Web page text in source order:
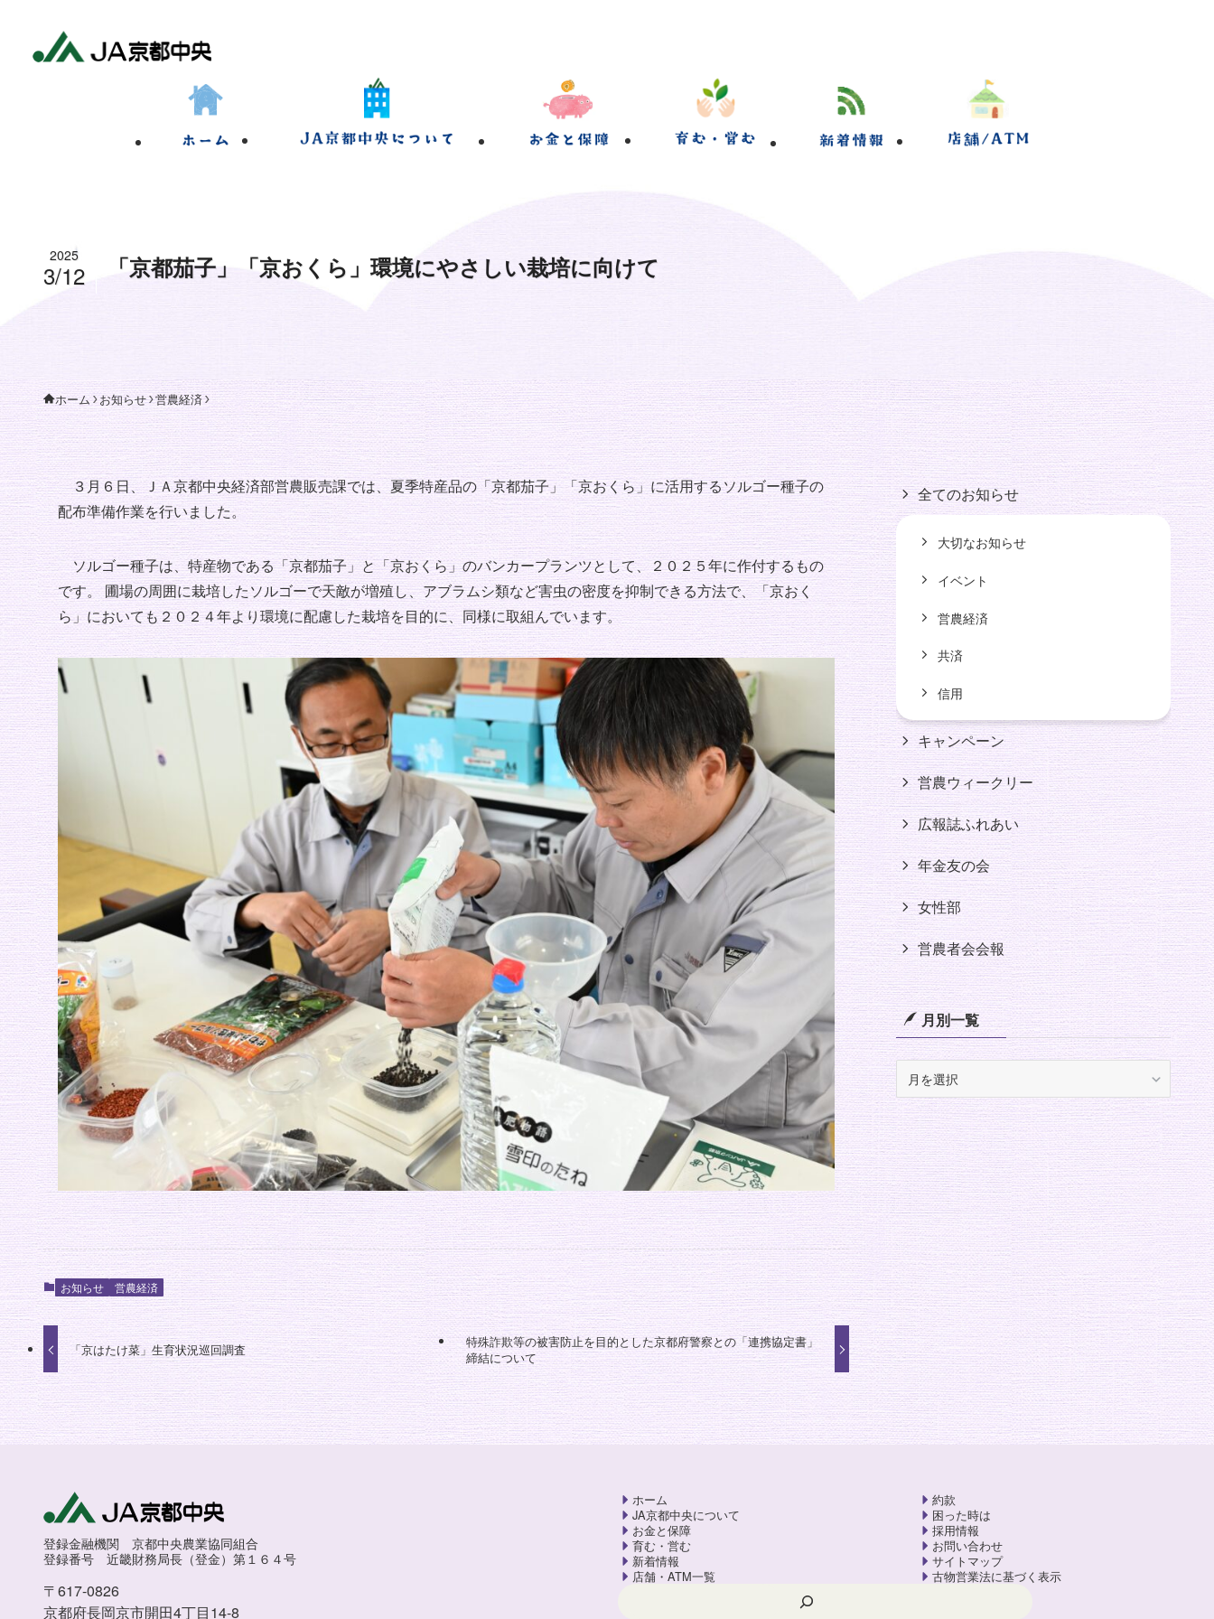
「京都茄子」「京おくら」環境にやさしい栽培に向けて
2025
3/12
ホーム お知らせ 営農経済
３月６日、ＪＡ京都中央経済部営農販売課では、夏季特産品の「京都茄子」「京おくら」に活用するソルゴー種子の
配布準備作業を行いました。
ソルゴー種子は、特産物である「京都茄子」と「京おくら」のバンカープランツとして、２０２５年に作付するもの
です。 圃場の周囲に栽培したソルゴーで天敵が増殖し、アブラムシ類など害虫の密度を抑制できる方法で、「京おく
ら」においても２０２４年より環境に配慮した栽培を目的に、同様に取組んでいます。
お知らせ 営農経済
「京はたけ菜」生育状況巡回調査
特殊詐欺等の被害防止を目的とした京都府警察との「連携協定書」
締結について
全てのお知らせ
大切なお知らせ
イベント
営農経済
共済
信用
キャンペーン
営農ウィークリー
広報誌ふれあい
年金友の会
女性部
営農者会会報
月別一覧
別
一
覧
登録金融機関 京都中央農業協同組合
登録番号 近畿財務局長（登金）第１６４号
〒617-0826
京都府長岡京市開田4丁目14-8
ホーム
JA京都中央について
お金と保障
育む・営む
新着情報
店舗・ATM一覧
約款
困った時は
採用情報
お問い合わせ
サイトマップ
古物営業法に基づく表示